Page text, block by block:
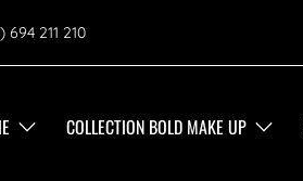
694 211 210
COLLECTION BOLD MAKE UP